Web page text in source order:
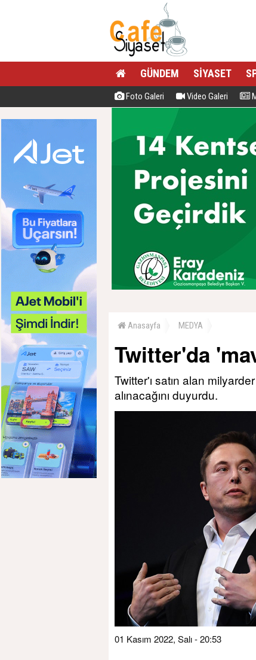
GÜNDEM SİYASET
Foto Galeri Video Galeri
Anasayfa MEDYA
Twitter'da
Twitter'ı satın alan
alınacağını duyurdu.
01 Kasım 2022, Salı - 20:53